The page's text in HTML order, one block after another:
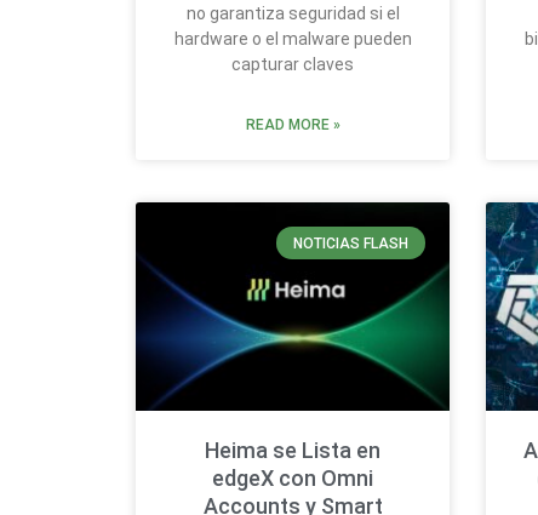
no garantiza seguridad si el
hardware o el malware pueden
capturar claves
READ MORE »
NOTICIAS FLASH
Heima se Lista en
edgeX con Omni
Accounts y Smart